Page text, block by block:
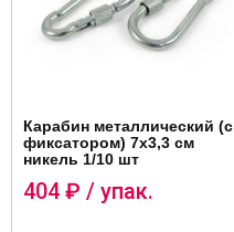
Карабин металлический (с
фиксатором) 7х3,3 см
никель 1/10 шт
404 ₽ / упак.